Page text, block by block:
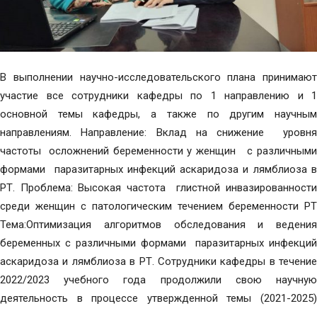
В выполнении научно-исследовательского плана принимают
участие все сотрудники кафедры по 1 направлению и 1
основной темы кафедры, а также по другим научным
направлениям. Направление: Вклад на снижение уровня
частоты осложнений беременности у женщин с различными
формами паразитарных инфекций аскаридоза и лямблиоза в
РТ. Проблема: Высокая частота глистной инвазированности
среди женщин с патологическим течением беременности РТ
Тема:Оптимизация алгоритмов обследования и ведения
беременных с различными формами паразитарных инфекций
аскаридоза и лямблиоза в РТ. Сотрудники кафедры в течение
2022/2023 учебного года продолжили свою научную
деятельность в процессе утвержденной темы (2021-2025)